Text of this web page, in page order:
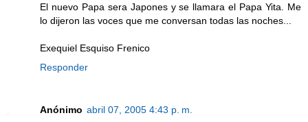
El nuevo Papa sera Japones y se llamara el Papa Yita. Me
lo dijeron las voces que me conversan todas las noches...
Exequiel Esquiso Frenico
Responder
Anónimo abril 07, 2005 4:43 p. m.